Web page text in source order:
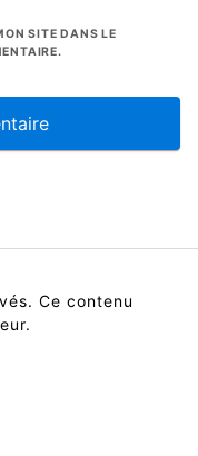
SITE DANS LE
Ce contenu